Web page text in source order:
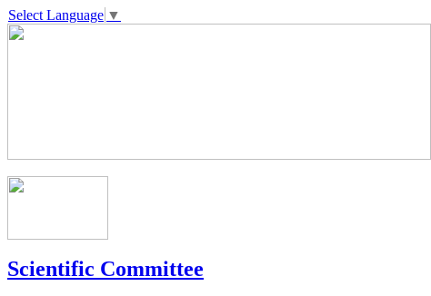
Select Language ▼
Scientific Committee